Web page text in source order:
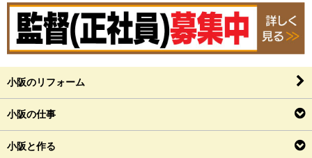
小阪のリフォーム
小阪の仕事
小阪と作る